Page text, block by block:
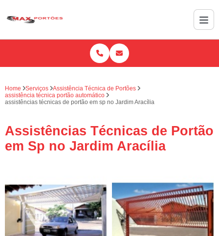
Home Serviços
Assistência Técnica de Portões
assistência técnica portão automático
assistências técnicas de portão em sp no Jardim Aracília
Assistências Técnicas de Portão
em Sp no Jardim Aracília